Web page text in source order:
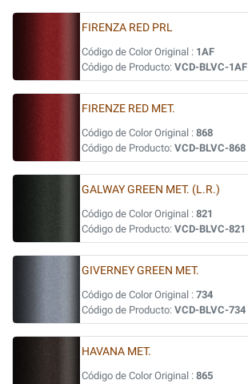
FIRENZA RED PRL
Código de Color Original : 1AF
Código de Producto: VCD-BLVC-1AF
FIRENZE RED MET.
Código de Color Original : 868
Código de Producto: VCD-BLVC-868
GALWAY GREEN MET. (L.R.)
Código de Color Original : 821
Código de Producto: VCD-BLVC-821
GIVERNEY GREEN MET.
Código de Color Original : 734
Código de Producto: VCD-BLVC-734
HAVANA MET.
Código de Color Original : 865